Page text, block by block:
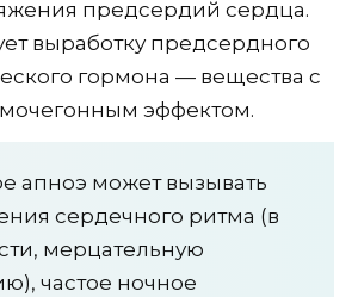
предсердий сердца.
выработку предсердного
гормона — вещества с
эффектом.
апноэ может вызывать
сердечного ритма (в
мерцательную
частое ночное